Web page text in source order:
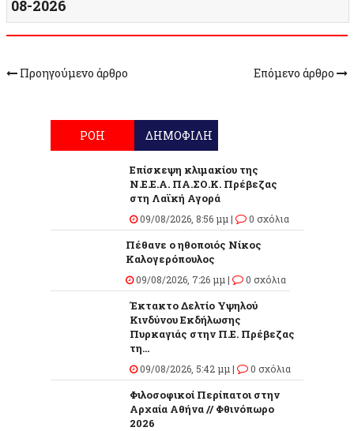
08-2026
Προηγούμενο άρθρο Επόμενο άρθρο
ΡΟΗ ΔΗΜΟΦΙΛΗ
Επίσκεψη κλιμακίου της
Ν.Ε.Ε.Α. ΠΑ.ΣΟ.Κ. Πρέβεζας
στη Λαϊκή Αγορά
09/08/2026, 8:56 μμ | 0 σχόλια
Πέθανε ο ηθοποιός Νίκος
Καλογερόπουλος
09/08/2026, 7:26 μμ | 0 σχόλια
Έκτακτο Δελτίο Υψηλού
Κινδύνου Εκδήλωσης
Πυρκαγιάς στην Π.Ε. Πρέβεζας
τη...
09/08/2026, 5:42 μμ | 0 σχόλια
Φιλοσοφικοί Περίπατοι στην
Αρχαία Αθήνα // Φθινόπωρο
2026